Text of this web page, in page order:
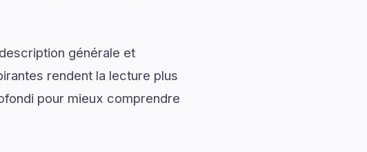
générale et
rendent la lecture plus
pour mieux comprendre